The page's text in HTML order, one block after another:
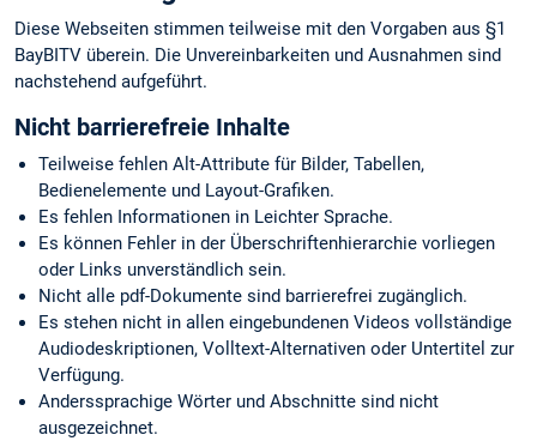
Diese Webseiten stimmen teilweise mit den Vorgaben aus §1
BayBITV überein. Die Unvereinbarkeiten und Ausnahmen sind
nachstehend aufgeführt.
Nicht barrierefreie Inhalte
Teilweise fehlen Alt-Attribute für Bilder, Tabellen,
Bedienelemente und Layout-Grafiken.
Es fehlen Informationen in Leichter Sprache.
Es können Fehler in der Überschriftenhierarchie vorliegen
oder Links unverständlich sein.
Nicht alle pdf-Dokumente sind barrierefrei zugänglich.
Es stehen nicht in allen eingebundenen Videos vollständige
Audiodeskriptionen, Volltext-Alternativen oder Untertitel zur
Verfügung.
Anderssprachige Wörter und Abschnitte sind nicht
ausgezeichnet.